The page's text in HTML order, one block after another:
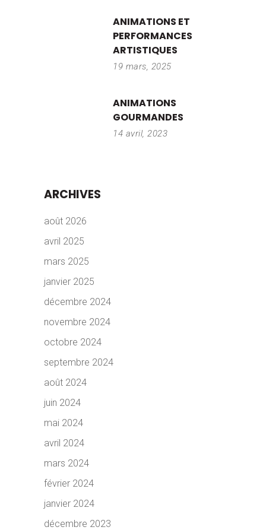
ANIMATIONS ET
PERFORMANCES
ARTISTIQUES
19 mars, 2025
ANIMATIONS
GOURMANDES
14 avril, 2023
ARCHIVES
août 2026
avril 2025
mars 2025
janvier 2025
décembre 2024
novembre 2024
octobre 2024
septembre 2024
août 2024
juin 2024
mai 2024
avril 2024
mars 2024
février 2024
janvier 2024
décembre 2023